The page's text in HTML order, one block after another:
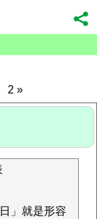
2 »
」就是形容